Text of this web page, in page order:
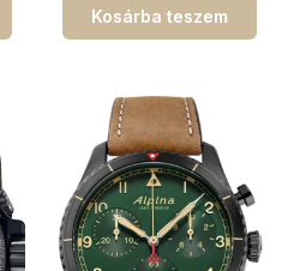
Kosárba teszem